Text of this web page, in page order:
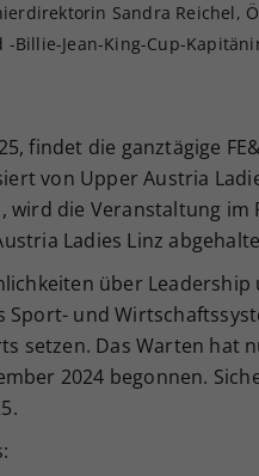
Sandra Reichel,
Billie-Jean-King-Cup-
findet die ganztägige
von Upper Austria
wird die Veranstaltung
Ladies Linz
über
Sport- und
setzen. Das Warten hat
2024 begonnen.